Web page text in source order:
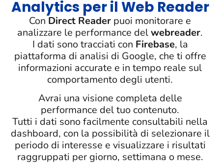
Analytics per il Web Reader
Con Direct Reader puoi monitorare e
analizzare le performance delwebreader.
I dati sono tracciati con Firebase, la
piattaforma di analisi di Google, che ti offre
informazioni accurate e in tempo reale sul
comportamento degli utenti.
Avrai una visione completa delle
performance del tuo contenuto.
Tutti i dati sono facilmente consultabili nella
dashboard, con la possibilità di selezionare il
periodo di interesse e visualizzare i risultati
raggruppati per giorno, settimana o mese.